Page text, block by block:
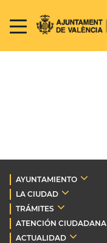
AYUNTAMIENTO
LA CIUDAD
TRÁMITES
ATENCIÓN CIUDADANA
ACTUALIDAD